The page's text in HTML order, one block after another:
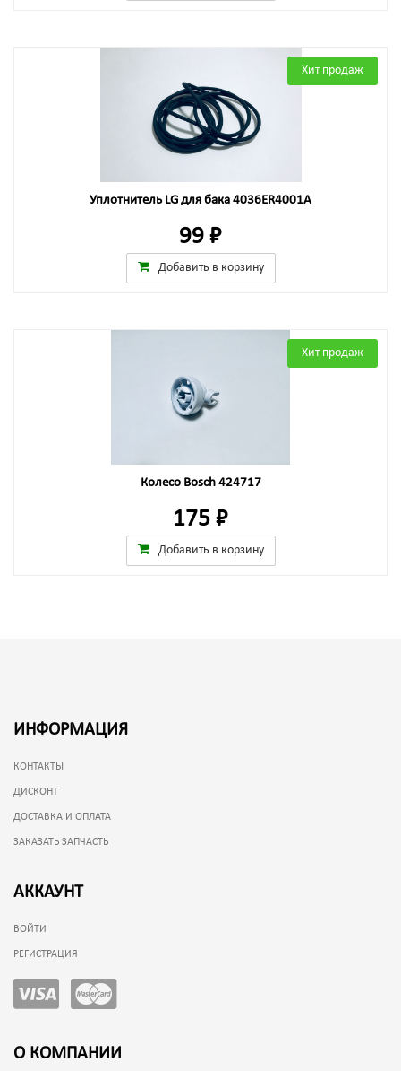
Хит продаж
Уплотнитель LG для бака 4036ER4001A
99 ₽
Добавить в корзину
Хит продаж
Колесо Bosch 424717
175 ₽
Добавить в корзину
ИНФОРМАЦИЯ
КОНТАКТЫ
ДИСКОНТ
ДОСТАВКА И ОПЛАТА
ЗАКАЗАТЬ ЗАПЧАСТЬ
АККАУНТ
ВОЙТИ
РЕГИСТРАЦИЯ
О КОМПАНИИ